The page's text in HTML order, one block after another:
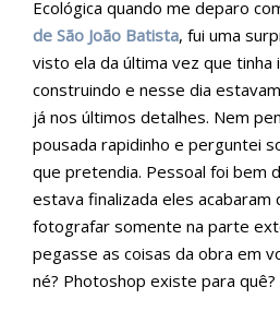
Ecológica quando me deparo
de São João Batista, fui uma
visto ela da última vez que tinha
construindo e nesse dia
já nos últimos detalhes. Nem
pousada rapidinho e perguntei
que pretendia. Pessoal foi bem
estava finalizada eles acabaram
fotografar somente na parte
pegasse as coisas da obra em
né? Photoshop existe para quê?